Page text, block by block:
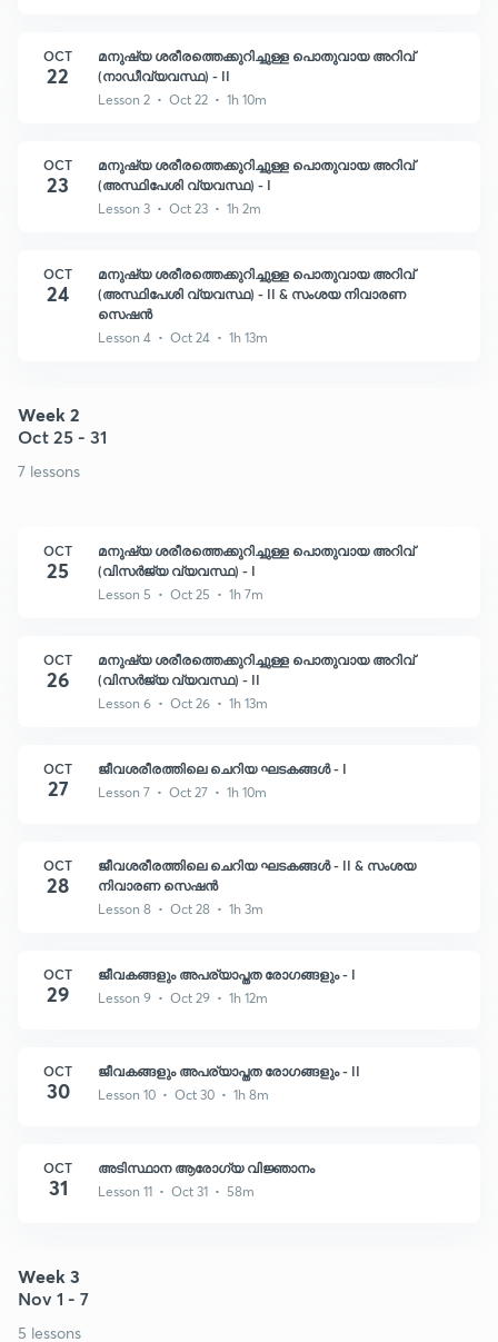
OCT
22
മനുഷ്യ ശരീരത്തെക്കുറിച്ചുള്ള പൊതുവായ അറിവ്
(നാഡീവ്യവസ്ഥ) - II
Lesson 2 • Oct 22 • 1h 10m
OCT
23
മനുഷ്യ ശരീരത്തെക്കുറിച്ചുള്ള പൊതുവായ അറിവ്
(അസ്ഥിപേശി വ്യവസ്ഥ) - I
Lesson 3 • Oct 23 • 1h 2m
OCT
24
മനുഷ്യ ശരീരത്തെക്കുറിച്ചുള്ള പൊതുവായ അറിവ്
(അസ്ഥിപേശി വ്യവസ്ഥ) - II & സംശയ നിവാരണ
സെഷൻ
Lesson 4 • Oct 24 • 1h 13m
Week 2
Oct 25 - 31
7 lessons
OCT
25
മനുഷ്യ ശരീരത്തെക്കുറിച്ചുള്ള പൊതുവായ അറിവ്
(വിസർജ്യ വ്യവസ്ഥ) - I
Lesson 5 • Oct 25 • 1h 7m
OCT
26
മനുഷ്യ ശരീരത്തെക്കുറിച്ചുള്ള പൊതുവായ അറിവ്
(വിസർജ്യ വ്യവസ്ഥ) - II
Lesson 6 • Oct 26 • 1h 13m
OCT
27
ജീവശരീരത്തിലെ ചെറിയ ഘടകങ്ങൾ - I
Lesson 7 • Oct 27 • 1h 10m
OCT
28
ജീവശരീരത്തിലെ ചെറിയ ഘടകങ്ങൾ - II & സംശയ
നിവാരണ സെഷൻ
Lesson 8 • Oct 28 • 1h 3m
OCT
29
ജീവകങ്ങളും അപര്യാപ്തത രോഗങ്ങളും - I
Lesson 9 • Oct 29 • 1h 12m
OCT
30
ജീവകങ്ങളും അപര്യാപ്തത രോഗങ്ങളും - II
Lesson 10 • Oct 30 • 1h 8m
OCT
31
അടിസ്ഥാന ആരോഗ്യ വിജ്ഞാനം
Lesson 11 • Oct 31 • 58m
Week 3
Nov 1 - 7
5 lessons